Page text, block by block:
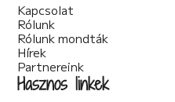
Kapcsolat
Rólunk
Rólunk mondták
Hírek
Partnereink
Hasznos linkek